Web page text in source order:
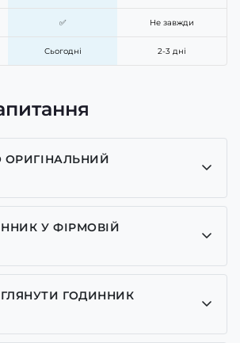
✅ Не завжди
Сьогодні 2-3 дні
ОРИГІНАЛЬНИЙ
у нас лише оригінальні, ми є
брендів.
У ФІРМОВІЙ
бренду Casio, Pagani Design,
додаємо фірмові
надписом. Для бренду
ГОДИННИК